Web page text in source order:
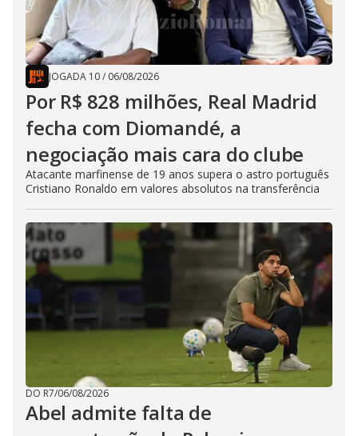
JOGADA 10/ 06/08/2026
Por R$ 828 milhões, Real Madrid
fecha com Diomandé, a
negociação mais cara do clube
Atacante marfinense de 19 anos supera o astro português
Cristiano Ronaldo em valores absolutos na transferência
DO R7/06/08/2026
Abel admite falta de